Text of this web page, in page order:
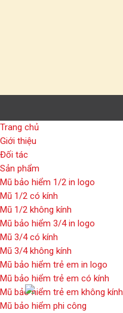
Trang chủ
Giới thiệu
Đối tác
Sản phẩm
Mũ bảo hiểm 1/2 in logo
Mũ 1/2 có kính
Mũ 1/2 không kính
Mũ bảo hiểm 3/4 in logo
Mũ 3/4 có kính
Mũ 3/4 không kính
Mũ bảo hiểm trẻ em in logo
Mũ bảo hiểm trẻ em có kính
Mũ bảo hiểm trẻ em không kính
Mũ bảo hiểm phi công